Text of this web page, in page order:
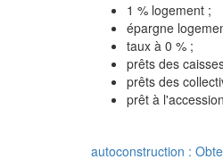
1 % logement ;
épargne
taux à 0 % ;
prêts des
prêts des
prêt à
autoconstruction :